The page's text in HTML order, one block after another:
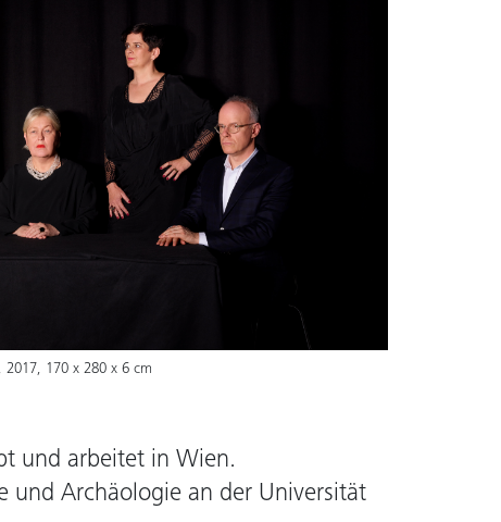
170 x 280 x 6 cm
und arbeitet in Wien.
und Archäologie an der Universität